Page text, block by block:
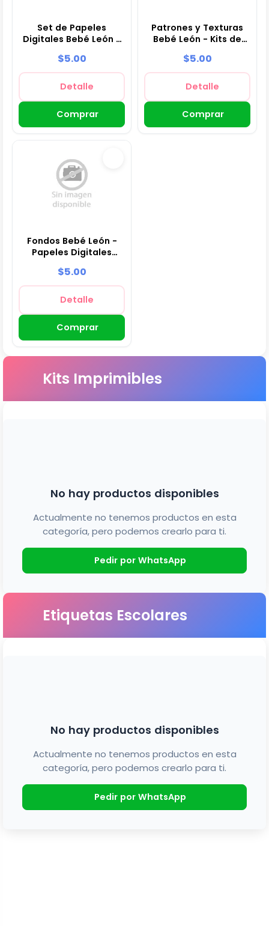
Set de Papeles
Digitales Bebé León -
Scrapbooking
$5.00
Detalle
Comprar
Patrones y Texturas
Bebé León - Kits de
$5.00
Detalle
Comprar
Fondos Bebé León -
Papeles Digitales
$5.00
Detalle
Comprar
Kits Imprimibles
No hay productos disponibles
Actualmente no tenemos productos en esta
categoría, pero podemos crearlo para ti.
Pedir por WhatsApp
Etiquetas Escolares
No hay productos disponibles
Actualmente no tenemos productos en esta
categoría, pero podemos crearlo para ti.
Pedir por WhatsApp